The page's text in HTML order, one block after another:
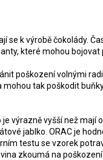
se k výrobě čokolády.
které mohou bojovat
poškození volnými
tak poškodit
výrazně vyšší než
jablko. ORAC je
testu se vzorek
zkoumá na